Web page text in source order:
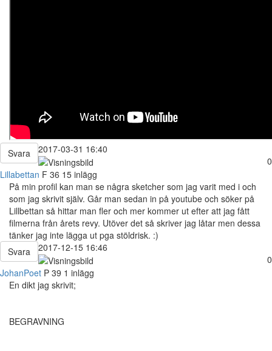
Svara
2017-03-31 16:40
0
Lillabettan F 36 15 inlägg
På min profil kan man se några sketcher som jag varit med i och
som jag skrivit själv. Går man sedan in på youtube och söker på
Lillbettan så hittar man fler och mer kommer ut efter att jag fått
filmerna från årets revy. Utöver det så skriver jag låtar men dessa
tänker jag inte lägga ut pga stöldrisk. :)
Svara
2017-12-15 16:46
0
JohanPoet P 39 1 inlägg
En dikt jag skrivit;
BEGRAVNING